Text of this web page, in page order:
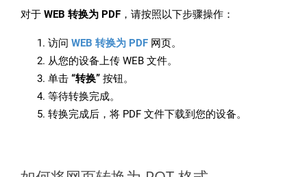
对于 WEB 转换为 PDF ，请按照以下步骤操作：
访问 WEB 转换为 PDF 网页。
从您的设备上传 WEB 文件。
单击 “转换” 按钮。
等待转换完成。
转换完成后，将 PDF 文件下载到您的设备。